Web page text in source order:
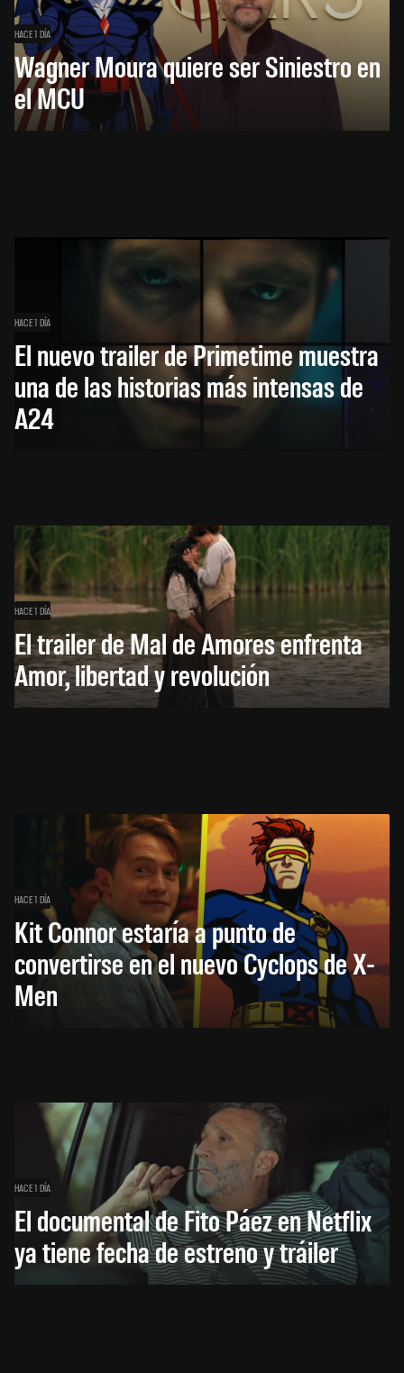
HACE 1 DÍA
Wagner Moura quiere ser Siniestro en
el MCU
HACE 1 DÍA
El nuevo trailer de Primetime muestra
una de las historias más intensas de
A24
HACE 1 DÍA
El trailer de Mal de Amores enfrenta
Amor, libertad y revolución
HACE 1 DÍA
Kit Connor estaría a punto de
convertirse en el nuevo Cyclops de X-
Men
HACE 1 DÍA
El documental de Fito Páez en Netflix
ya tiene fecha de estreno y tráiler